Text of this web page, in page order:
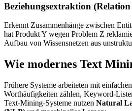
Beziehungsextraktion
Erkennt Zusammenhänge zwischen
hat Produkt Y wegen Problem Z
Aufbau von Wissensnetzen aus
Wie modernes Text
Frühere Systeme arbeiteten mit
Worthäufigkeiten zählen, Keyword-
Text-Mining-Systeme nutzen Natural